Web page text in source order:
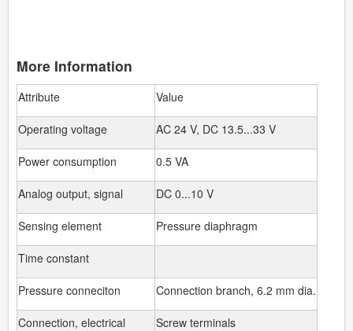
More Information
Attribute Value
Operating voltage AC 24 V, DC 13.5...33 V
Power consumption 0.5 VA
Analog output, signal DC 0...10 V
Sensing element Pressure diaphragm
Time constant
Pressure conneciton Connection branch, 6.2 mm dia.
Connection, electrical Screw terminals